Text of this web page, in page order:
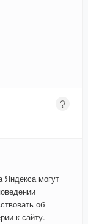
Яндекса могут
об
к сайту.